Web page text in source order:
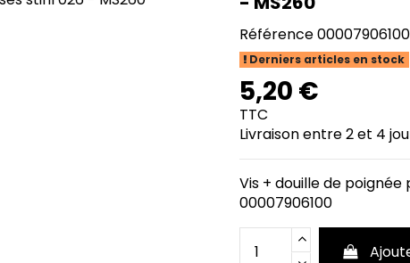
Référence00007906100
Derniers articles en stock
5,20 €
TTC
Livraison entre 2 et 4
Vis + douille de
00007906100